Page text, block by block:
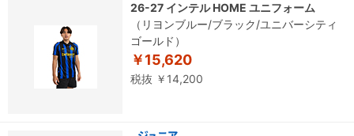
26-27 インテル HOME ユニフォーム
（リヨンブルー/ブラック/ユニバーシティ
ゴールド）
￥15,620
税抜 ￥14,200